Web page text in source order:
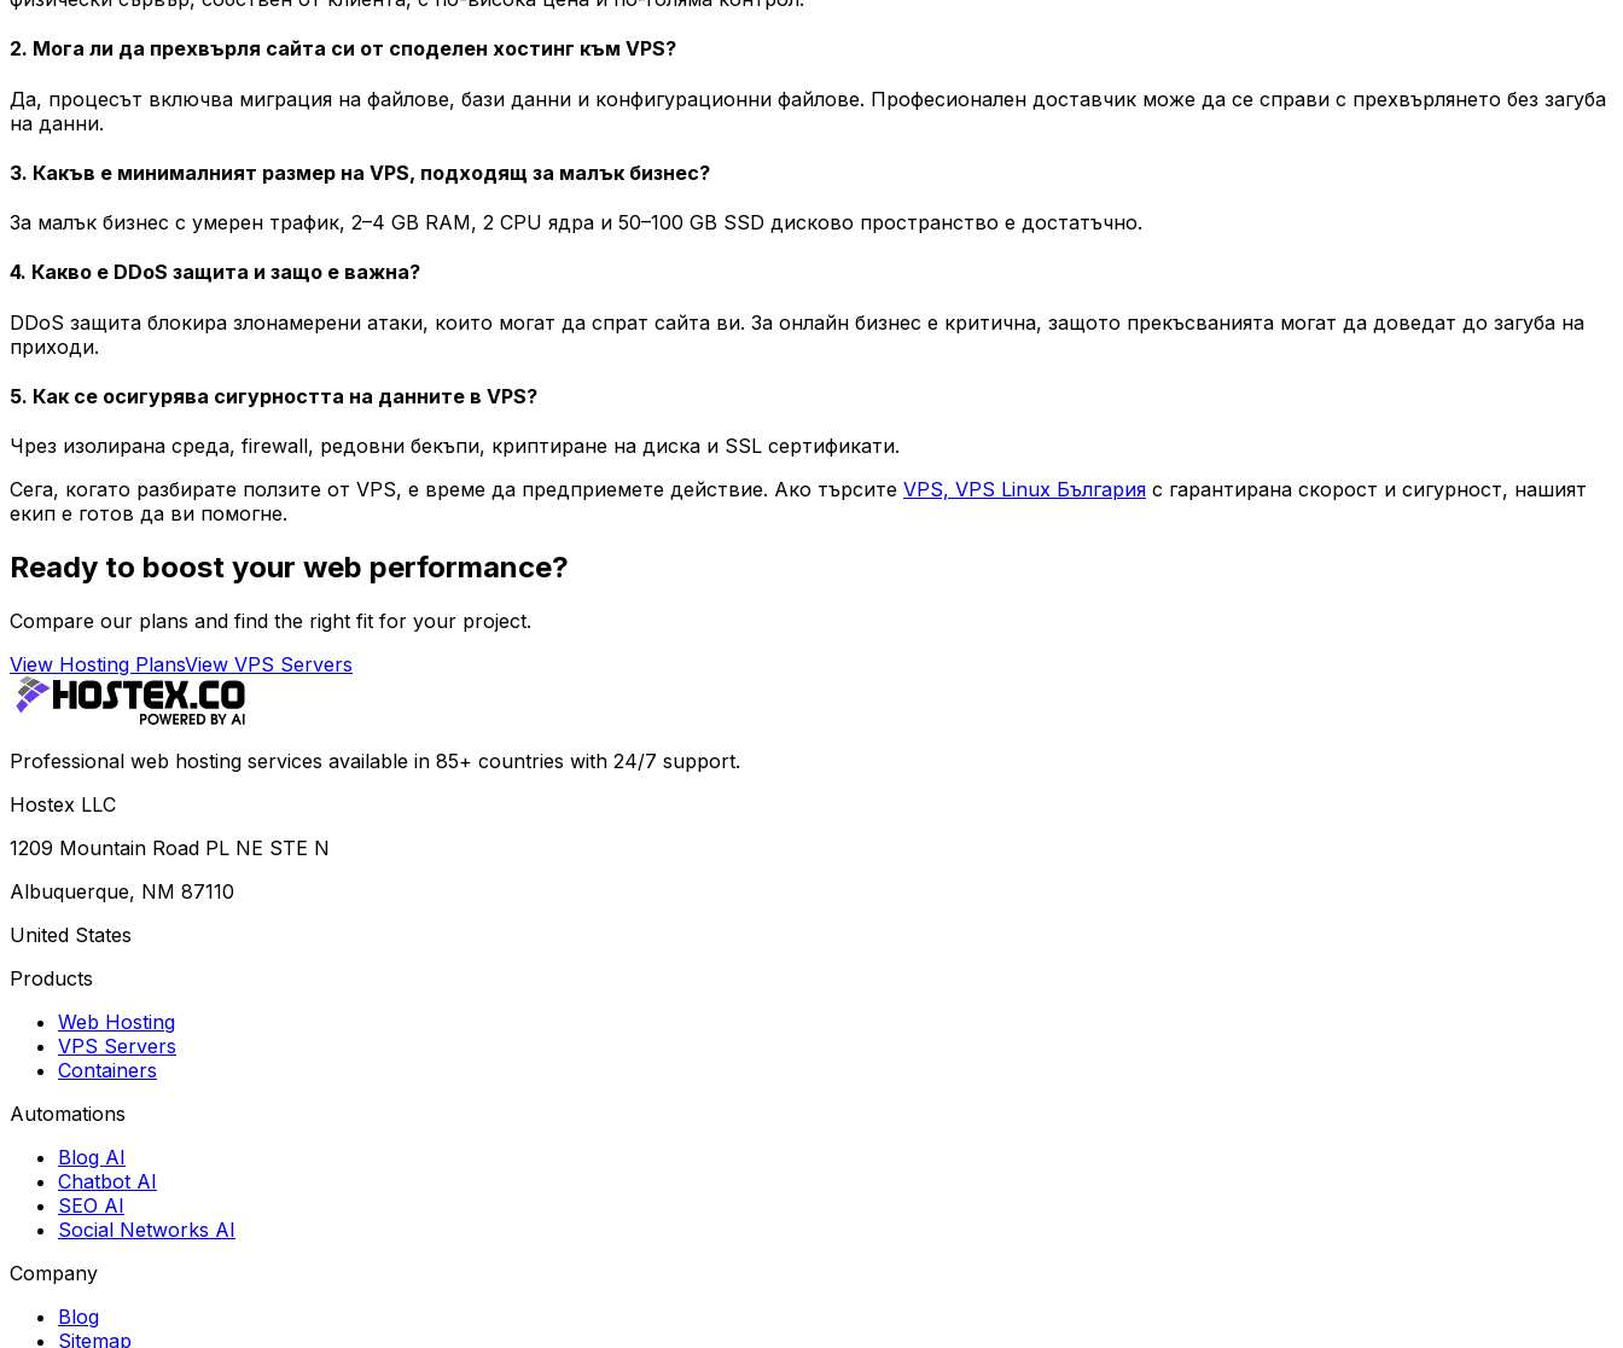
2. Мога ли да прехвърля сайта си от споделен хостинг към VPS?
Да, процесът включва миграция на файлове, бази данни и конфигурационни файлове. Професионален доставчик може да се справи с прехвърлянето без загуба
на данни.
3. Какъв е минималният размер на VPS, подходящ за малък бизнес?
За малък бизнес с умерен трафик, 2–4 GB RAM, 2 CPU ядра и 50–100 GB SSD дисково пространство е достатъчно.
4. Какво е DDoS защита и защо е важна?
DDoS защита блокира злонамерени атаки, които могат да спрат сайта ви. За онлайн бизнес е критична, защото прекъсванията могат да доведат до загуба на
приходи.
5. Как се осигурява сигурността на данните в VPS?
Чрез изолирана среда, firewall, редовни бекъпи, криптиране на диска и SSL сертификати.
Сега, когато разбирате ползите от VPS, е време да предприемете действие. Ако търсите VPS, VPS Linux България с гарантирана скорост и сигурност, нашият
екип е готов да ви помогне.
Ready to boost your web performance?
Compare our plans and find the right fit for your project.
View Hosting PlansView VPS Servers
Professional web hosting services available in 85+ countries with 24/7 support.
Hostex LLC
1209 Mountain Road PL NE STE N
Albuquerque, NM 87110
United States
Products
Web Hosting
VPS Servers
Containers
Automations
Blog AI
Chatbot AI
SEO AI
Social Networks AI
Company
Blog
Sitemap